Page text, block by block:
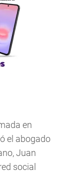
en
el abogado
Juan
social